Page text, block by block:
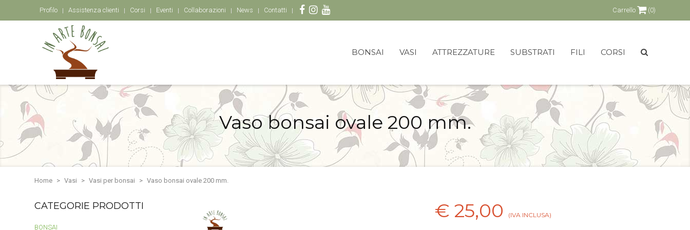
Profilo Assistenza clienti Corsi Eventi Collaborazioni News Contatti Carrello (0)
BONSAI VASI ATTREZZATURE SUBSTRATI FILI CORSI
Vaso bonsai ovale 200 mm.
Home Vasi Vasi per bonsai Vaso bonsai ovale 200 mm.
CATEGORIE PRODOTTI
BONSAI
€ 25,00 (IVA INCLUSA)